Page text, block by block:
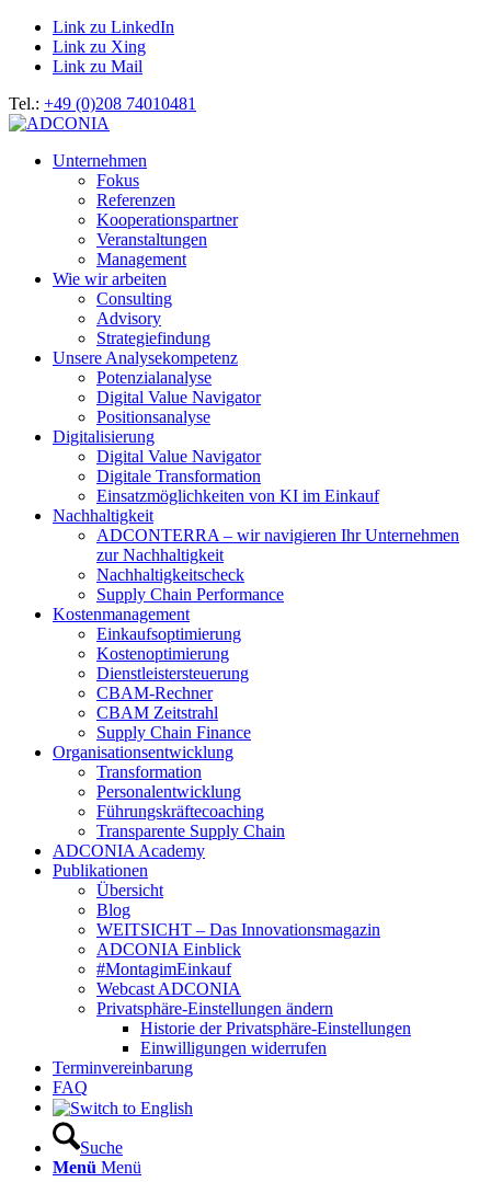
Link zu LinkedIn
Link zu Xing
Link zu Mail
Tel.: +49 (0)208 74010481
Unternehmen
Fokus
Referenzen
Kooperationspartner
Veranstaltungen
Management
Wie wir arbeiten
Consulting
Advisory
Strategiefindung
Unsere Analysekompetenz
Potenzialanalyse
Digital Value Navigator
Positionsanalyse
Digitalisierung
Digital Value Navigator
Digitale Transformation
Einsatzmöglichkeiten von KI im Einkauf
Nachhaltigkeit
ADCONTERRA – wir navigieren Ihr Unternehmen
zur Nachhaltigkeit
Nachhaltigkeitscheck
Supply Chain Performance
Kostenmanagement
Einkaufsoptimierung
Kostenoptimierung
Dienstleistersteuerung
CBAM-Rechner
CBAM Zeitstrahl
Supply Chain Finance
Organisationsentwicklung
Transformation
Personalentwicklung
Führungskräftecoaching
Transparente Supply Chain
ADCONIA Academy
Publikationen
Übersicht
Blog
WEITSICHT – Das Innovationsmagazin
ADCONIA Einblick
#MontagimEinkauf
Webcast ADCONIA
Privatsphäre-Einstellungen ändern
Historie der Privatsphäre-Einstellungen
Einwilligungen widerrufen
Terminvereinbarung
FAQ
Suche
Menü Menü